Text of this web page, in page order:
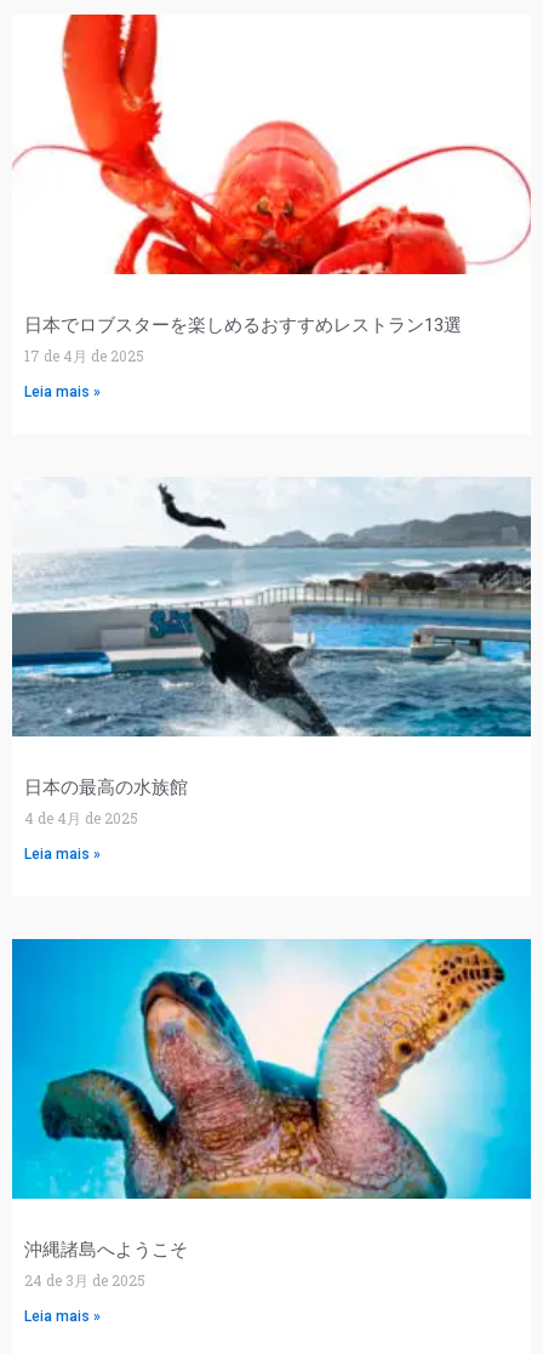
日本でロブスターを楽しめるおすすめレストラン13選
17 de 4月 de 2025
Leia mais »
日本の最高の水族館
4 de 4月 de 2025
Leia mais »
沖縄諸島へようこそ
24 de 3月 de 2025
Leia mais »